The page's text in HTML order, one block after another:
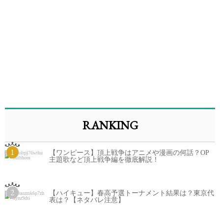
RANKING
1
【ワンピース】頂上戦争はアニメや漫画の何話？OP
主題歌など頂上戦争編を徹底解説！
2
【ハイキュー】春高予選トーナメント結果は？東京代
表は？【ネタバレ注意】